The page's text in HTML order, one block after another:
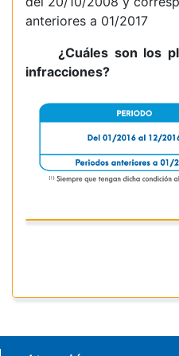
anteriores a 01/2017
¿Cuáles son los
infracciones?